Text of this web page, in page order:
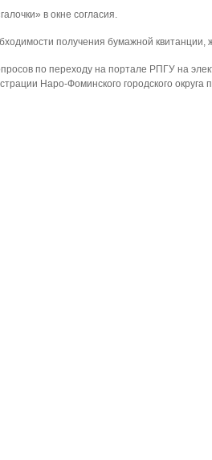
в окне согласия.
получения бумажной
по переходу на портале РПГУ на
Наро-Фоминского городского округа